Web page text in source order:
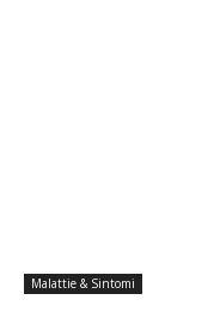
Malattie & Sintomi